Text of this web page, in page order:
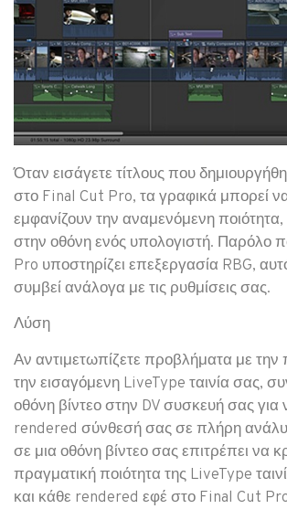
Όταν εισάγετε τίτλους που
στο Final Cut Pro, τα γραφικά μπορεί
εμφανίζουν την αναμενόμενη
στην οθόνη ενός υπολογιστή. Παρόλο
Pro υποστηρίζει επεξεργασία RBG,
συμβεί ανάλογα με τις ρυθμίσεις σας.
Λύση
Αν αντιμετωπίζετε προβλήματα με την
την εισαγόμενη LiveType ταινία σας,
οθόνη βίντεο στην DV συσκευή σας για
rendered σύνθεσή σας σε πλήρη
σε μια οθόνη βίντεο σας επιτρέπει να
πραγματική ποιότητα της LiveType
και κάθε rendered εφέ στο Final Cut